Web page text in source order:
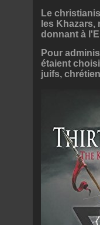
Le
les
donnant à
Pour
étaient
juifs,